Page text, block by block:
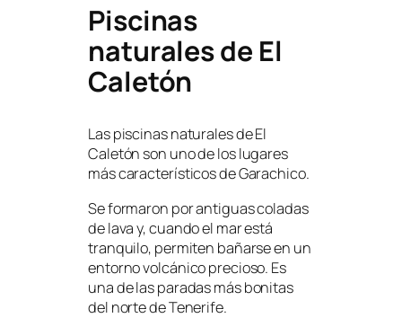
Piscinas
naturales de El
Caletón
Las piscinas naturales de El
Caletón son uno de los lugares
más característicos de Garachico.
Se formaron por antiguas coladas
de lava y, cuando el mar está
tranquilo, permiten bañarse en un
entorno volcánico precioso. Es
una de las paradas más bonitas
del norte de Tenerife.